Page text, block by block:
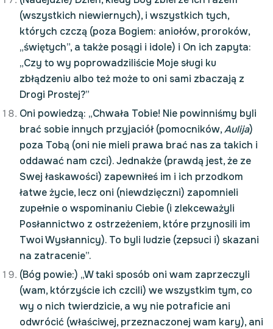
(wszystkich niewiernych), i wszystkich tych,
których czczą (poza Bogiem: aniołów, proroków,
„świętych”, a także posągi i idole) i On ich zapyta:
„Czy to wy poprowadziliście Moje sługi ku
zbłądzeniu albo też może to oni sami zbaczają z
Drogi Prostej?”
Oni powiedzą: „Chwała Tobie! Nie powinniśmy byli
brać sobie innych przyjaciół (pomocników,Aulija)
poza Tobą (oni nie mieli prawa brać nas za takich i
oddawać nam czci). Jednakże (prawdą jest, że ze
Swej łaskawości) zapewniłeś im i ich przodkom
łatwe życie, lecz oni (niewdzięczni) zapomnieli
zupełnie o wspominaniu Ciebie (i zlekceważyli
Posłannictwo z ostrzeżeniem, które przynosili im
Twoi Wysłannicy). To byli ludzie (zepsuci i) skazani
na zatracenie”.
(Bóg powie:) „W taki sposób oni wam zaprzeczyli
(wam, którzyście ich czcili) we wszystkim tym, co
wy o nich twierdzicie, a wy nie potraficie ani
odwrócić (właściwej, przeznaczonej wam kary), ani